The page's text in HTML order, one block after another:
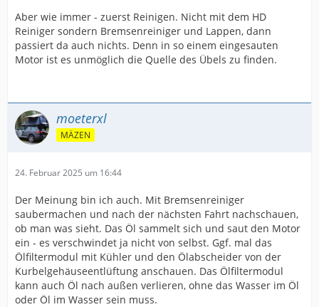
Aber wie immer - zuerst Reinigen. Nicht mit dem HD
Reiniger sondern Bremsenreiniger und Lappen, dann
passiert da auch nichts. Denn in so einem eingesauten
Motor ist es unmöglich die Quelle des Übels zu finden.
moeterxl
MÄZEN
24. Februar 2025 um 16:44
Der Meinung bin ich auch. Mit Bremsenreiniger
saubermachen und nach der nächsten Fahrt nachschauen,
ob man was sieht. Das Öl sammelt sich und saut den Motor
ein - es verschwindet ja nicht von selbst. Ggf. mal das
Ölfiltermodul mit Kühler und den Ölabscheider von der
Kurbelgehäuseentlüftung anschauen. Das Ölfiltermodul
kann auch Öl nach außen verlieren, ohne das Wasser im Öl
oder Öl im Wasser sein muss.